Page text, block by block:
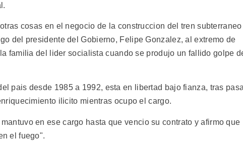
cosas en el negocio de la construccion del tren subterraneo
del presidente del Gobierno, Felipe Gonzalez, al extremo de
familia del lider socialista cuando se produjo un fallido golpe
pais desde 1985 a 1992, esta en libertad bajo fianza, tras
ilicito mientras ocupo el cargo.
en ese cargo hasta que vencio su contrato y afirmo que
el fuego".